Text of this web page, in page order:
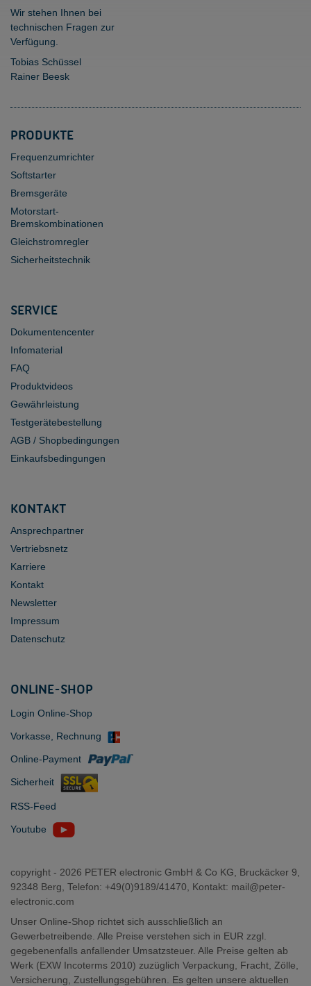
Wir stehen Ihnen bei
technischen Fragen zur
Verfügung.
Tobias Schüssel
Rainer Beesk
PRODUKTE
Frequenzumrichter
Softstarter
Bremsgeräte
Motorstart-
Bremskombinationen
Gleichstromregler
Sicherheitstechnik
SERVICE
Dokumentencenter
Infomaterial
FAQ
Produktvideos
Gewährleistung
Testgerätebestellung
AGB / Shopbedingungen
Einkaufsbedingungen
KONTAKT
Ansprechpartner
Vertriebsnetz
Karriere
Kontakt
Newsletter
Impressum
Datenschutz
ONLINE-SHOP
Login Online-Shop
Vorkasse, Rechnung
Online-Payment
Sicherheit
RSS-Feed
Youtube
copyright - 2026 PETER electronic GmbH & Co KG, Bruckäcker 9,
92348 Berg, Telefon: +49(0)9189/41470, Kontakt: mail@peter-
electronic.com
Unser Online-Shop richtet sich ausschließlich an
Gewerbetreibende. Alle Preise verstehen sich in EUR zzgl.
gegebenenfalls anfallender Umsatzsteuer. Alle Preise gelten ab
Werk (EXW Incoterms 2010) zuzüglich Verpackung, Fracht, Zölle,
Versicherung, Zustellungsgebühren. Es gelten unsere aktuellen